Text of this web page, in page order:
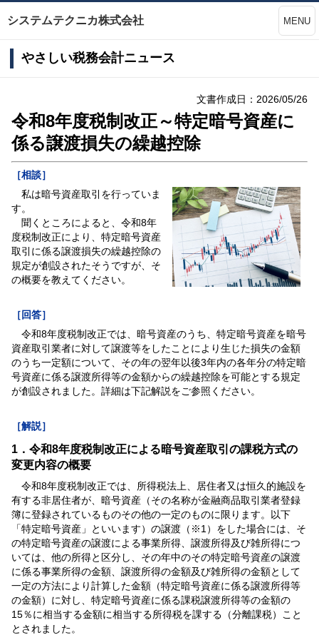
システムテクニカ株式会社 MENU
やさしい税務会計ニュース
文書作成日：2026/05/26
令和8年度税制改正～特定暗号資産に
係る譲渡損失の繰越控除
［相談］
私は暗号資産取引を行っていま
す。
聞くところによると、令和8年
度税制改正により、特定暗号資産
取引に係る譲渡損失の繰越控除の
規定が創設されたそうですが、そ
の概要を教えてください。
［回答］
令和8年度税制改正では、暗号資産のうち、特定暗号資産を暗号
資産取引業者に対して譲渡等をしたことにより生じた損失の金額
のうち一定額について、その年の翌年以後3年内の各年分の特定暗
号資産に係る譲渡所得等の金額からの繰越控除を可能とする規定
が創設されました。詳細は下記解説をご参照ください。
［解説］
1．令和8年度税制改正による暗号資産取引の課税方式の
変更内容の概要
令和8年度税制改正では、所得税法上、居住者又は恒久的施設を
有する非居住者が、暗号資産（その名称が金融商品取引業者登録
簿に登録されているものその他の一定のものに限ります。以下
「特定暗号資産」といいます）の譲渡（※1）をした場合には、そ
の特定暗号資産の譲渡による事業所得、譲渡所得及び雑所得につ
いては、他の所得と区分し、その年中のその特定暗号資産の譲渡
に係る事業所得の金額、譲渡所得の金額及び雑所得の金額として
一定の方法により計算した金額（特定暗号資産に係る譲渡所得等
の金額）に対し、特定暗号資産に係る課税譲渡所得等の金額の
15％に相当する金額に相当する所得税を課する（分離課税）こと
とされました。